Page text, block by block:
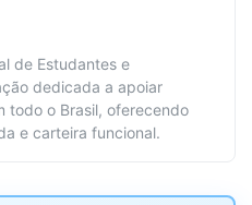
de Estudantes e
dedicada a apoiar
todo o Brasil, oferecendo
e carteira funcional.